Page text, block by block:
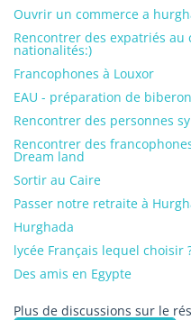
Ouvrir un commerce a
Rencontrer des expatriés
nationalités:)
Francophones à Louxor
EAU - préparation de
Rencontrer des personnes
Rencontrer des
Dream land
Sortir au Caire
Passer notre retraite à
Hurghada
lycée Français lequel choisir
Des amis en Egypte
Plus de discussions sur le